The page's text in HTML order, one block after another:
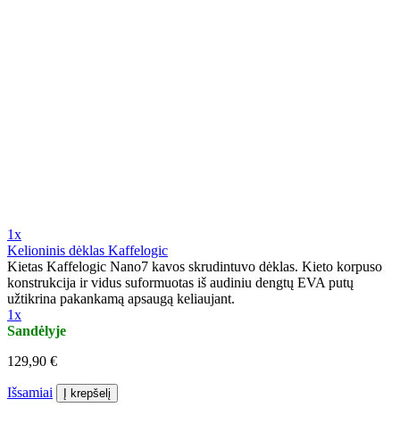
1x
Kelioninis dėklas Kaffelogic
Kietas Kaffelogic Nano7 kavos skrudintuvo dėklas. Kieto korpuso
konstrukcija ir vidus suformuotas iš audiniu dengtų EVA putų
užtikrina pakankamą apsaugą keliaujant.
1x
Sandėlyje
129,90 €
Išsamiai Į krepšelį